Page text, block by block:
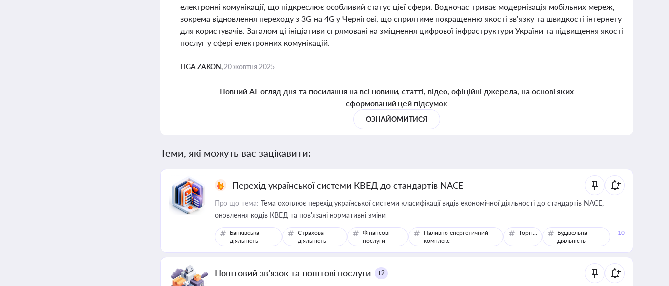
електронні комунікації, що підкреслює особливий статус цієї сфери. Водночас триває модернізація мобільних мереж,
зокрема відновлення переходу з 3G на 4G у Чернігові, що сприятиме покращенню якості зв’язку та швидкості інтернету
для користувачів. Загалом ці ініціативи спрямовані на зміцнення цифрової інфраструктури України та підвищення якості
послуг у сфері електронних комунікацій.
LIGA ZAKON, 20 жовтня 2025
Повний AI-огляд дня та посилання на всі новини, статті, відео, офіційні джерела, на основі яких
сформований цей підсумок
ОЗНАЙОМИТИСЯ
Теми, які можуть вас зацікавити:
Перехід української системи КВЕД до стандартів NACE
Про що тема: Тема охоплює перехід української системи класифікації видів економічної діяльності до стандартів NACE,
оновлення кодів КВЕД та пов'язані нормативні зміни
Банківська
діяльність
Страхова
діяльність
Фінансові
послуги
Паливно-енергетичний
комплекс
Торгівля
Будівельна
діяльність
+10
Поштовий зв’язок та поштові послуги +2